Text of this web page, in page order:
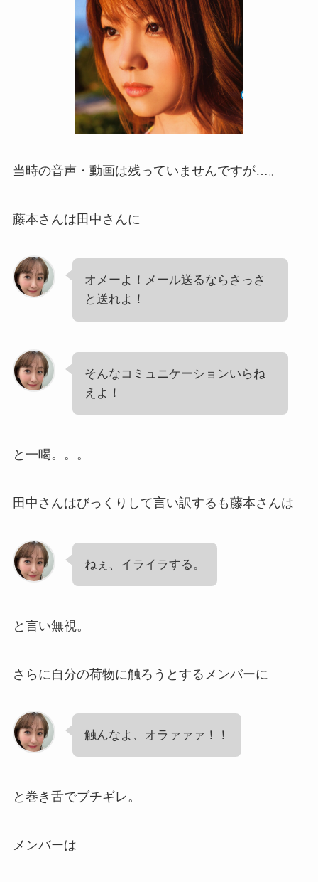
当時の音声・動画は残っていませんですが…。
藤本さんは田中さんに
オメーよ！メール送るならさっさ
と送れよ！
そんなコミュニケーションいらね
えよ！
と一喝。。。
田中さんはびっくりして言い訳するも藤本さんは
ねぇ、イライラする。
と言い無視。
さらに自分の荷物に触ろうとするメンバーに
触んなよ、オラァァァ！！
と巻き舌でブチギレ。
メンバーは